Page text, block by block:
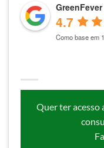
GreenFever
4.7
Como base em
Quer ter acesso